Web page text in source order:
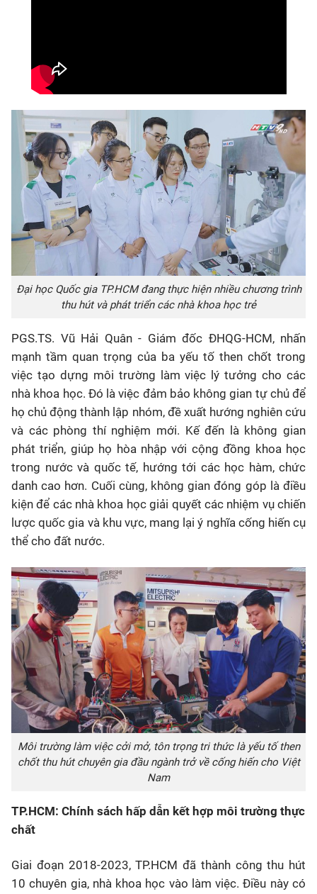
Đại học Quốc gia TP.HCM đang thực hiện nhiều chương trình
thu hút và phát triển các nhà khoa học trẻ
PGS.TS. Vũ Hải Quân - Giám đốc ĐHQG-HCM, nhấn
mạnh tầm quan trọng của ba yếu tố then chốt trong
việc tạo dựng môi trường làm việc lý tưởng cho các
nhà khoa học. Đó là việc đảm bảo không gian tự chủ để
họ chủ động thành lập nhóm, đề xuất hướng nghiên cứu
và các phòng thí nghiệm mới. Kế đến là không gian
phát triển, giúp họ hòa nhập với cộng đồng khoa học
trong nước và quốc tế, hướng tới các học hàm, chức
danh cao hơn. Cuối cùng, không gian đóng góp là điều
kiện để các nhà khoa học giải quyết các nhiệm vụ chiến
lược quốc gia và khu vực, mang lại ý nghĩa cống hiến cụ
thể cho đất nước.
Môi trường làm việc cởi mở, tôn trọng tri thức là yếu tố then
chốt thu hút chuyên gia đầu ngành trở về cống hiến cho Việt
Nam
TP.HCM: Chính sách hấp dẫn kết hợp môi trường thực
chất
Giai đoạn 2018-2023, TP.HCM đã thành công thu hút
10 chuyên gia, nhà khoa học vào làm việc. Điều này có